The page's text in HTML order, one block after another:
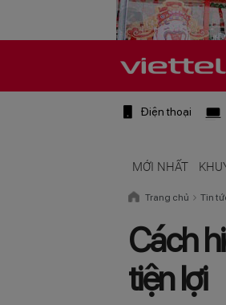
Điện thoại
MỚI NHẤT
Trang chủ Tin
Cách
tiện lợi